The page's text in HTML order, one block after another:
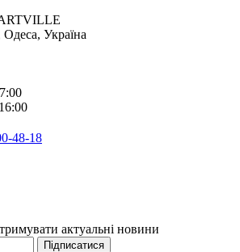
Україна
48-18
актуальні новини
Підписатися